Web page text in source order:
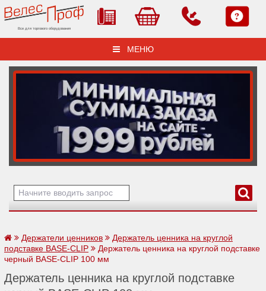
Все для торгового оборудования
МЕНЮ
Держатели ценников
Держатель ценника на круглой
подставке BASE-CLIP
Держатель ценника на круглой подставке
черный BASE-CLIP 100 мм
Держатель ценника на круглой подставке